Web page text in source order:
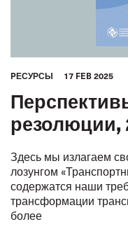
PЕСУРСЫ 17 FEB 2025
резолюции,
Здесь мы излагаем
лозунгом
содержатся наши
трансформации
более